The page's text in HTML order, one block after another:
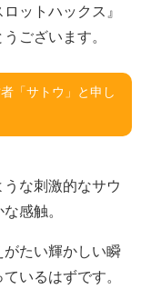
ットハックス』
ございます。
「サトウ」と申し
な刺激的なサウ
感触。
たい輝かしい瞬
いるはずです。